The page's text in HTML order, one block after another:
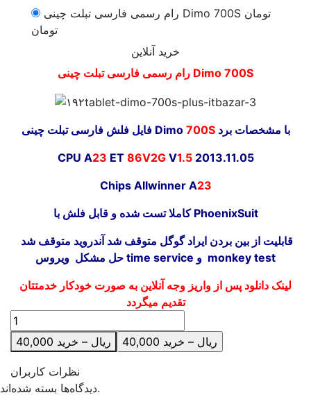
رام رسمی فارسی تبلت چینی Dimo 700S تومان
تومان
خرید آنلاین
رام رسمی فارسی تبلت چینی Dimo 700S
فایل فلش فارسی تبلت چینی Dimo 700S با مشخصات برد
CPU A23 ET86V2GV1.52013.11.05
Chips Allwinner A23
کاملا تست شده و قابل فلش با PhoenixSuit
قابلیت از بین بردن ایراد گوگل متوقف شد آندروید متوقف شد
حل مشکل ویروس time service و monkey test
لینک دانلود پس از واریز وجه آنلاین به صورت خودکار خدمتتان
تقدیم میگردد
40,000 ریال – خرید
نظرات کاربران
دیدگاه‌ها بسته شده‌اند.